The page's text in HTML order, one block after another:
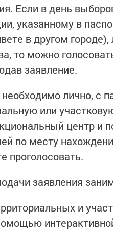
Если в день
указанному в
в другом
то можно
заявление.
лично, с
или
центр и
по месту
проголосовать.
заявления
и